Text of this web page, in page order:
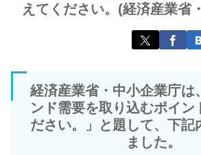
えてください。(経済産業省
経済産業省・中小企業庁は
ンド需要を取り込むポイン
ださい。」と題して、下記
ました。